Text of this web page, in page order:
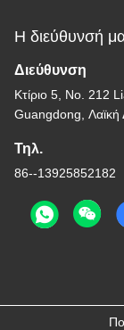
Η διεύθυνσή
Διεύθυνση
Κτίριο 5, No. 212
Guangdong, Λαϊκή
Τηλ.
86--13925852182